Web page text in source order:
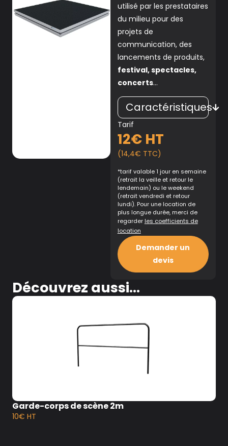
utilisé par les prestataires
du milieu pour des
projets de
communication, des
lancements de produits,
festival, spectacles,
concerts…
Caractéristiques
Tarif
12€ HT
(14,4€ TTC)
*tarif valable 1 jour en semaine
(retrait la veille et retour le
lendemain) ou le weekend
(retrait vendredi et retour
lundi). Pour une location de
plus longue durée, merci de
regarder les coefficients de
location
Demander un
devis
Découvrez aussi...
Garde-corps de scène 2m
10€ HT